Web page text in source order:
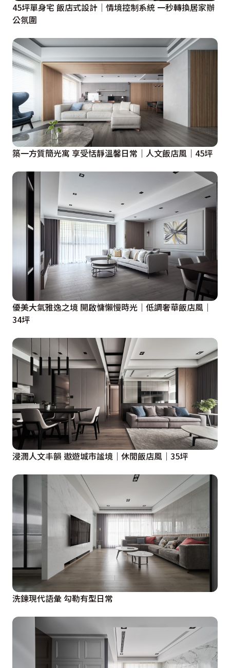
45坪單身宅 飯店式設計│情境控制系統 一秒轉換居家辦
公氛圍
築一方質簡光寓 享受恬靜溫馨日常｜人文飯店風｜45坪
優美大氣雅逸之境 開啟慵懶慢時光｜低調奢華飯店風｜
34坪
浸潤人文丰韻 遨遊城市謐境｜休閒飯店風｜35坪
洗鍊現代語彙 勾勒有型日常